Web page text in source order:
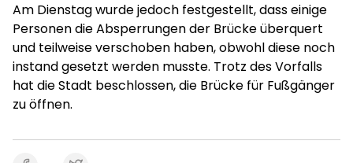
Am Dienstag wurde jedoch festgestellt, dass einige
Personen die Absperrungen der Brücke überquert
und teilweise verschoben haben, obwohl diese noch
instand gesetzt werden musste. Trotz des Vorfalls
hat die Stadt beschlossen, die Brücke für Fußgänger
zu öffnen.